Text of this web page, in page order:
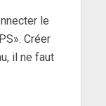
le
Créer
il ne faut